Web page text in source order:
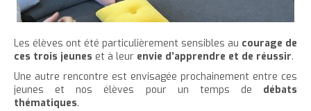
Les élèves ont été particulièrement sensibles au courage de
ces trois jeunes et à leur envie d’apprendre et de réussir.
Une autre rencontre est envisagée prochainement entre ces
jeunes et nos élèves pour un temps de débats
thématiques.